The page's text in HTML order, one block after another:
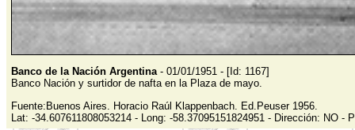
Banco de la Nación Argentina- 01/01/1951 - [Id: 1167]
Banco Nación y surtidor de nafta en la Plaza de mayo.
Fuente:Buenos Aires. Horacio Raúl Klappenbach. Ed.Peuser 1956.
Lat: -34.607611808053214 - Long: -58.37095151824951 - Dirección: NO -